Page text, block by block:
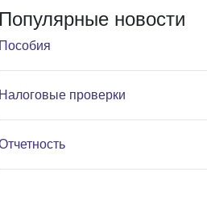
Популярные новости
Пособия
Налоговые проверки